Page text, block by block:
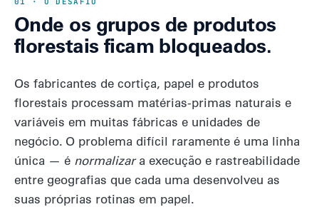
Onde os grupos de produtos
florestais ficam bloqueados.
Os fabricantes de cortiça, papel e produtos
florestais processam matérias-primas naturais e
variáveis em muitas fábricas e unidades de
negócio. O problema difícil raramente é uma linha
única — é normalizara execução e rastreabilidade
entre geografias que cada uma desenvolveu as
suas próprias rotinas em papel.